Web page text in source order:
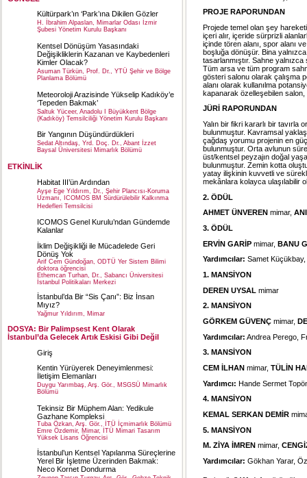
Kültürpark’ın ‘Park’ına Dikilen Gözler
H. İbrahim Alpaslan, Mimarlar Odası İzmir
Şubesi Yönetim Kurulu Başkanı
Kentsel Dönüşüm Yasasındaki
Değişikliklerin Kazanan ve Kaybedenleri
Kimler Olacak?
Asuman Türkün, Prof. Dr., YTÜ Şehir ve Bölge
Planlama Bölümü
Meteoroloji Arazisinde Yükselip Kadıköy’e
‘Tepeden Bakmak’
Saltuk Yüceer, Anadolu I Büyükkent Bölge
(Kadıköy) Temsilciliği Yönetim Kurulu Başkanı
Bir Yangının Düşündürdükleri
Sedat Altındaş, Yrd. Doç. Dr., Abant İzzet
Baysal Üniversitesi Mimarlık Bölümü
ETKİNLİK
Habitat III’ün Ardından
Ayşe Ege Yıldırım, Dr., Şehir Plancısı-Koruma
Uzmanı, ICOMOS BM Sürdürülebilir Kalkınma
Hedefleri Temsilcisi
ICOMOS Genel Kurulu’ndan Gündemde
Kalanlar
İklim Değişikliği ile Mücadelede Geri
Dönüş Yok
Arif Cem Gündoğan, ODTÜ Yer Sistem Bilimi
doktora öğrencisi
Ethemcan Turhan, Dr., Sabancı Üniversitesi
İstanbul Politikaları Merkezi
İstanbul’da Bir “Sis Çanı”: Biz İnsan
Mıyız?
Yağmur Yıldırım, Mimar
DOSYA: Bir Palimpsest Kent Olarak
İstanbul’da Gelecek Artık Eskisi Gibi Değil
Giriş
Kentin Yürüyerek Deneyimlenmesi:
İletişim Elemanları
Duygu Yarımbaş, Arş. Gör., MSGSÜ Mimarlık
Bölümü
Tekinsiz Bir Müphem Alan: Yedikule
Gazhane Kompleksi
Tuba Özkan, Arş. Gör., İTÜ İçmimarlık Bölümü
Emre Özdemir, Mimar, İTÜ Mimari Tasarım
Yüksek Lisans Öğrencisi
İstanbul’un Kentsel Yapılanma Süreçlerine
Yerel Bir İşletme Üzerinden Bakmak:
Neco Kornet Dondurma
PROJE RAPORUNDAN
Projede temel olan şey
içeri alır, içeride sürprizli
içinde tören alanı, spor alanı
boşluğa dönüşür. Bina
tasarlanmıştır. Sahne
Tüm arsa ve tüm program
gösteri salonu olarak çalışma
alanı olarak kullanılma
kapanarak özelleşebilen salon,
JÜRİ RAPORUNDAN
Yalın bir fikri kararlı bir tavırla
bulunmuştur. Kavramsal
çağdaş yorumu projenin en
bulunmuştur. Orta avlunun
üst/kentsel peyzajın doğal
bulunmuştur. Zemin kotta
yatay ilişkinin kuvvetli ve
mekânlara kolayca ulaşılabilir
2. ÖDÜL
AHMET ÜNVEREN mimar,
3. ÖDÜL
ERVİN GARİP mimar, BANU
Yardımcılar: Samet
1. MANSİYON
DEREN UYSAL mimar
2. MANSİYON
GÖRKEM GÜVENÇ mimar,
Yardımcılar: Andrea Perego,
3. MANSİYON
CEM İLHAN mimar, TÜLİN
Yardımcı: Hande Sermet
4. MANSİYON
KEMAL SERKAN DEMİR
5. MANSİYON
M. ZİYA İMREN mimar,
Yardımcılar: Gökhan Yarar,